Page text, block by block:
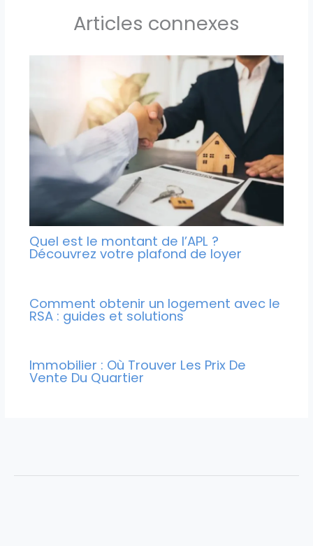
Articles connexes
Quel est le montant de l’APL ?
Découvrez votre plafond de loyer
Comment obtenir un logement avec le
RSA : guides et solutions
Immobilier : Où Trouver Les Prix De
Vente Du Quartier